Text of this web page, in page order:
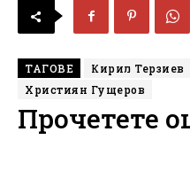
ТАГОВЕ Кирил Терзиев
Християн Гущеров
Прочетете